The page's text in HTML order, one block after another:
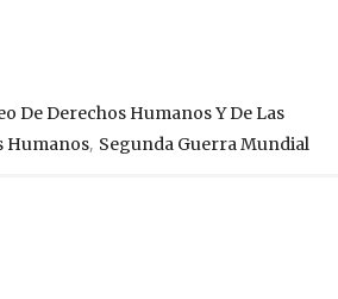
De Derechos Humanos Y De Las
Humanos, Segunda Guerra Mundial